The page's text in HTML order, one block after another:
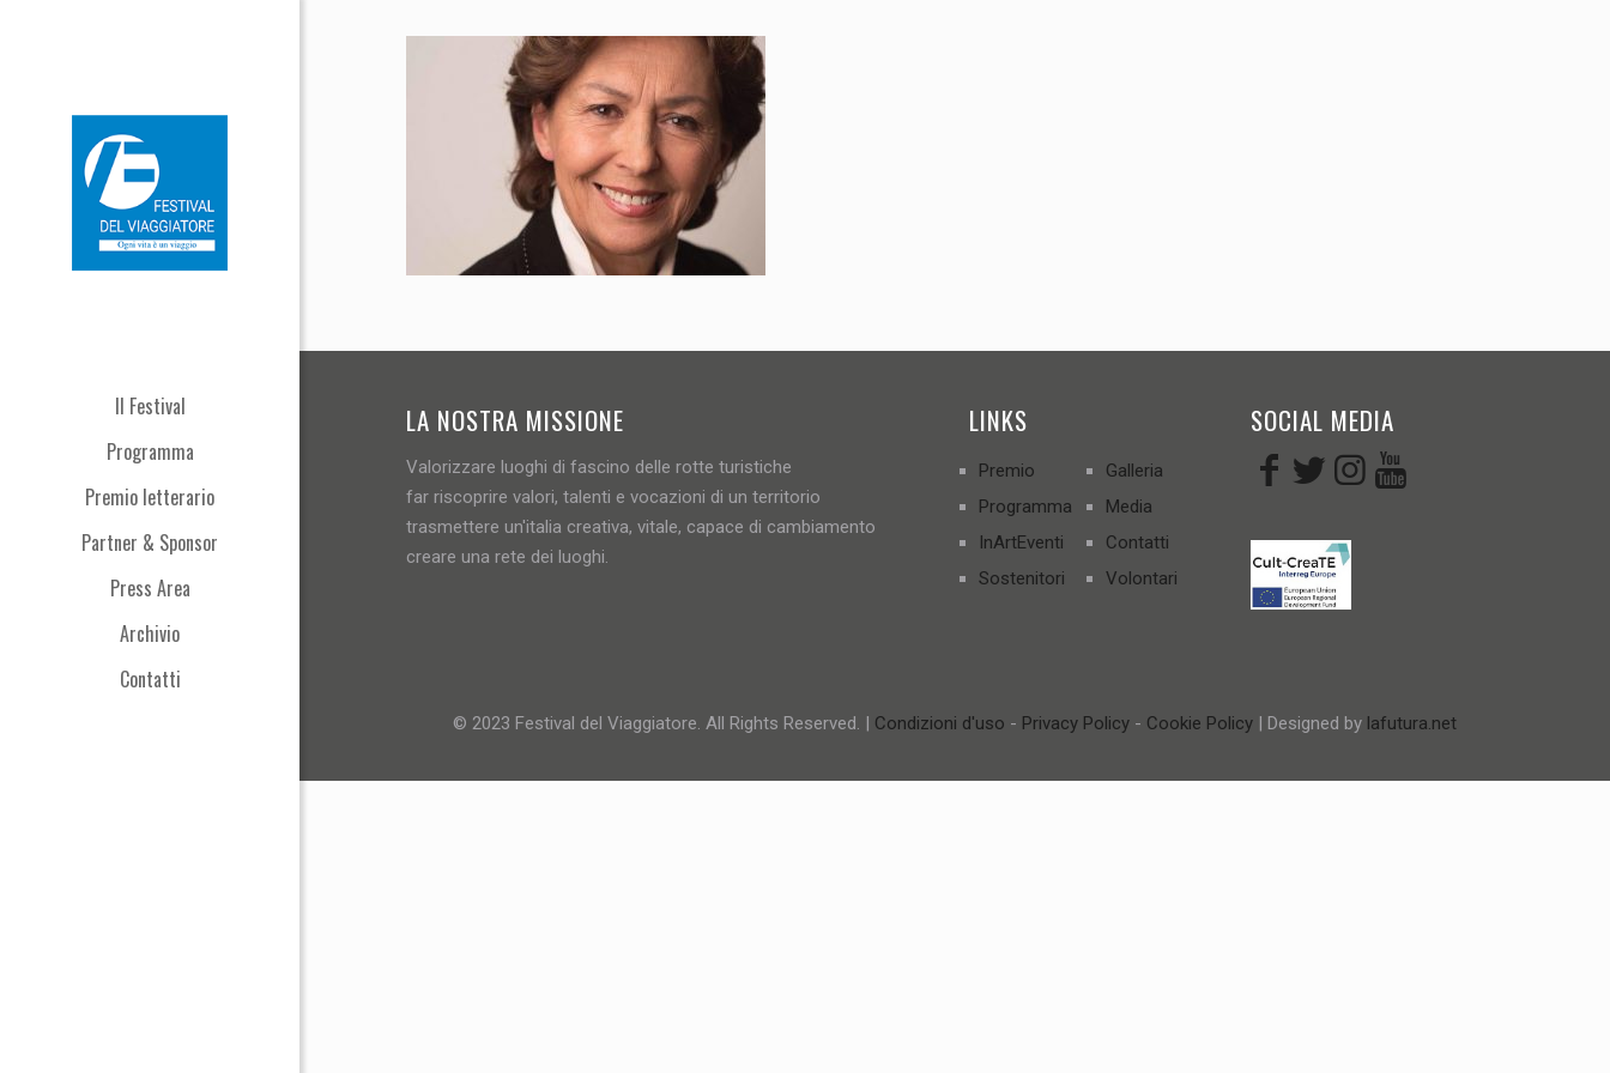
Il Festival
Programma
Premio letterario
Partner & Sponsor
Press Area
Archivio
Contatti
LA NOSTRA MISSIONE
Valorizzare luoghi di fascino delle rotte turistiche
far riscoprire valori, talenti e vocazioni di un territorio
trasmettere un'italia creativa, vitale, capace di cambiamento
creare una rete dei luoghi.
LINKS
Premio
Programma
InArtEventi
Sostenitori
Galleria
Media
Contatti
Volontari
SOCIAL MEDIA
© 2023 Festival del Viaggiatore. All Rights Reserved. | Condizioni d'uso - Privacy Policy - Cookie Policy | Designed by lafutura.net